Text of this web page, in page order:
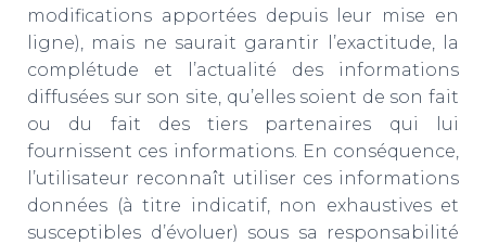
modifications apportées depuis leur mise en
ligne), mais ne saurait garantir l’exactitude, la
complétude et l’actualité des informations
diffusées sur son site, qu’elles soient de son fait
ou du fait des tiers partenaires qui lui
fournissent ces informations. En conséquence,
l’utilisateur reconnaît utiliser ces informations
données (à titre indicatif, non exhaustives et
susceptibles d’évoluer) sous sa responsabilité